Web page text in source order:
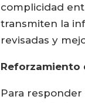
complicidad
transmiten la
revisadas y
Reforzamiento
Para